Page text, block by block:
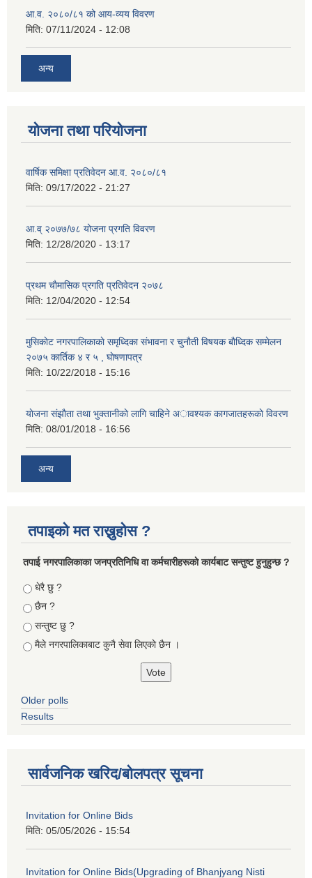
आ.व. २०८०/८१ को आय-व्यय विवरण
मिति: 07/11/2024 - 12:08
अन्य
योजना तथा परियोजना
वार्षिक समिक्षा प्रतिवेदन आ.व. २०८०/८१
मिति: 09/17/2022 - 21:27
आ.व् २०७७/७८ योजना प्रगति विवरण
मिति: 12/28/2020 - 13:17
प्रथम चाैमासिक प्रगति प्रतिवेदन २०७८
मिति: 12/04/2020 - 12:54
मुसिकाेट नगरपालिकाकाे समृध्दिका संभावना र चुनाैती विषयक बाैध्दिक सम्मेलन
२०७५ कार्तिक ४ र ५ , घाेषणापत्र
मिति: 10/22/2018 - 15:16
याेजना संझाैता तथा भुक्तानीकाे लागि चाहिने अावश्यक कागजातहरूकाे विवरण
मिति: 08/01/2018 - 16:56
अन्य
तपाइको मत राख्नुहोस ?
तपा‌ई नगरपालिकाका जनप्रतिनिधि वा कर्मचारीहरूकाे कार्यबाट सन्तुष्ट हुनुहुन्छ ?
Choices
धेरै छु ?
छैन ?
सन्तुष्ट छु ?
मैले नगरपालिकाबाट कुनै सेवा लिएकाे छैन ।
Older polls
Results
सार्वजनिक खरिद/बोलपत्र सूचना
Invitation for Online Bids
मिति: 05/05/2026 - 15:54
Invitation for Online Bids(Upgrading of Bhanjyang Nisti